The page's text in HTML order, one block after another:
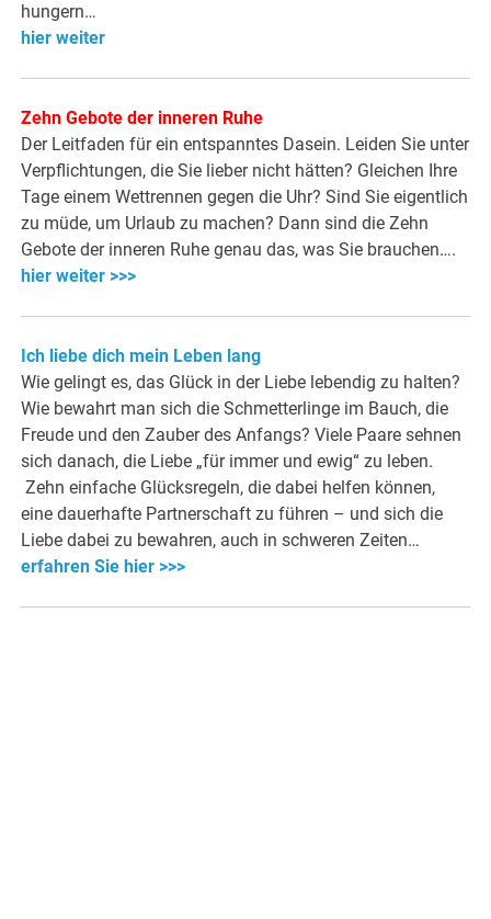
hungern…
hier weiter
Zehn Gebote der inneren Ruhe
Der Leitfaden für ein entspanntes Dasein. Leiden Sie unter
Verpflichtungen, die Sie lieber nicht hätten? Gleichen Ihre
Tage einem Wettrennen gegen die Uhr? Sind Sie eigentlich
zu müde, um Urlaub zu machen? Dann sind die Zehn
Gebote der inneren Ruhe genau das, was Sie brauchen….
hier weiter >>>
Ich liebe dich mein Leben lang
Wie gelingt es, das Glück in der Liebe lebendig zu halten?
Wie bewahrt man sich die Schmetterlinge im Bauch, die
Freude und den Zauber des Anfangs? Viele Paare sehnen
sich danach, die Liebe „für immer und ewig“ zu leben.
Zehn einfache Glücksregeln, die dabei helfen können,
eine dauerhafte Partnerschaft zu führen – und sich die
Liebe dabei zu bewahren, auch in schweren Zeiten…
erfahren Sie hier >>>